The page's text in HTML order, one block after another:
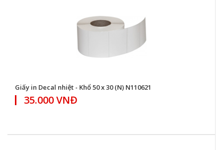
Giấy in Decal nhiệt - Khổ 50 x 30 (N) N110621
35.000 VNĐ